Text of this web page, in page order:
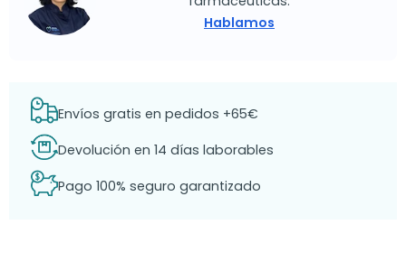
Hablamos
Envíos gratis en pedidos +65€
Devolución en 14 días laborables
Pago 100% seguro garantizado